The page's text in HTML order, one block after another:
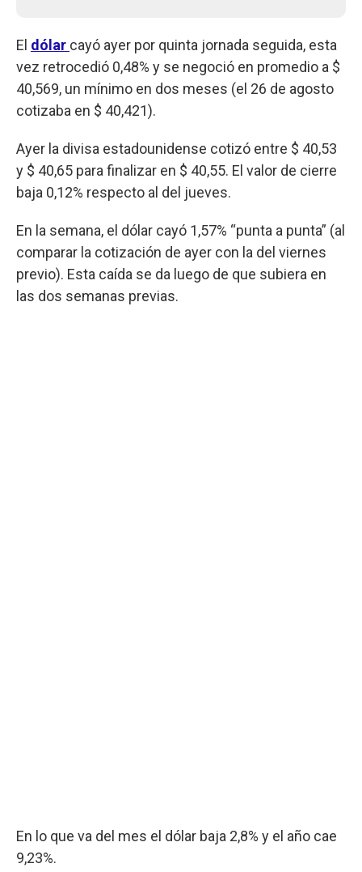
El dólar cayó ayer por quinta jornada seguida, esta
vez retrocedió 0,48% y se negoció en promedio a $
40,569, un mínimo en dos meses (el 26 de agosto
cotizaba en $ 40,421).
Ayer la divisa estadounidense cotizó entre $ 40,53
y $ 40,65 para finalizar en $ 40,55. El valor de cierre
baja 0,12% respecto al del jueves.
En la semana, el dólar cayó 1,57% “punta a punta” (al
comparar la cotización de ayer con la del viernes
previo). Esta caída se da luego de que subiera en
las dos semanas previas.
En lo que va del mes el dólar baja 2,8% y el año cae
9,23%.